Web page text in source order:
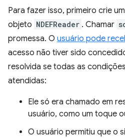
Para fazer isso, primeiro crie
objeto NDEFReader . Chamar
promessa. O usuário pode
acesso não tiver sido
resolvida se todas as
atendidas:
Ele só era chamado em
usuário, como um toque
O usuário permitiu que o